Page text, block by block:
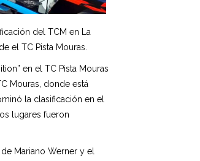
del TCM en La
el TC Pista Mouras.
en el TC Pista Mouras
Mouras, donde está
la clasificación en el
lugares fueron
Mariano Werner y el